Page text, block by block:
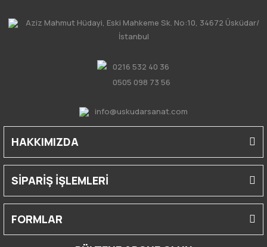
Aziz Mahmut Hüdayi, Eski Mahkeme Sk. No:10, 34672 Üsküdar/
İstanbul
0216 532 40 36
0505 098 73 56
info@uskudarsanat.com
HAKKIMIZDA
SİPARİŞ İŞLEMLERİ
FORMLAR